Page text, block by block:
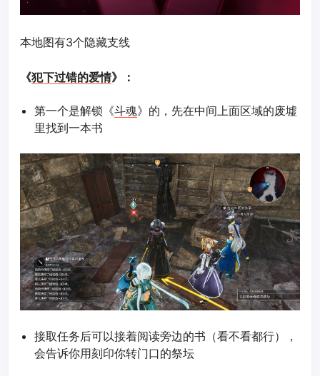
本地图有3个隐藏支线
《犯下过错的爱情》：
第一个是解锁《斗魂》的，先在中间上面区域的废墟
里找到一本书
接取任务后可以接着阅读旁边的书（看不看都行），
会告诉你用刻印你转门口的祭坛